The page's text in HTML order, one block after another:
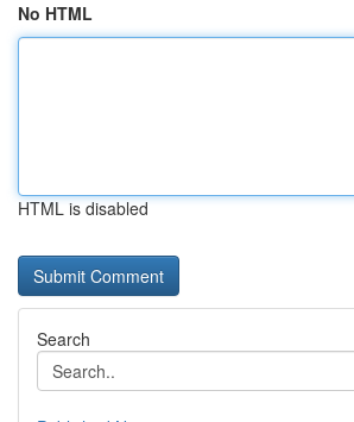
No HTML
HTML is disabled
Search